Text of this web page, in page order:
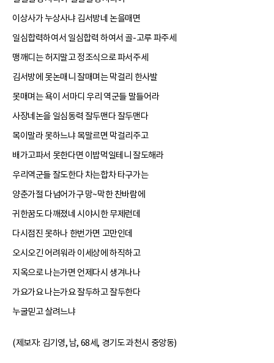
이상사가 누상사냐 김서방네 논을매면
일심합력하여서 일심합력 하여서 골-고루 파주세
맹깨디는 허지말고 정조식으로 파서주세
김서방에 못논매니 잘매며는 막걸리 한사발
못매며는 욕이 서마디 우리 역군들 말들어라
사장네논을 일심동력 잘두맨다 잘두맨다
목이말라 못하느냐 목말르면 막걸리주고
배가고파서 못한다면 이밥먹일테니 잘도해라
우리역군들 잘도한다 차는합차 타구가는
양춘가절 다넘어가구 망~막한 찬바람에
귀한꿈도 다깨졌네 시야시한 무제런데
다시점진 못하나 한번가면 고만인데
오시오긴 어려워라 이세상에 하직하고
지옥으로 나는가면 언제다시 생겨나나
가요가요 나는가요 잘두하고 잘두한다
누굴믿고 살려느냐
(제보자: 김기영, 남, 68세, 경기도 과천시 중앙동)